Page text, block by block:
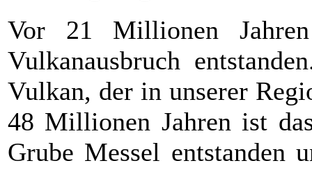
Vor 21 Millionen
Vulkanausbruch
Vulkan, der in unserer
48 Millionen Jahren ist
Grube Messel entstanden